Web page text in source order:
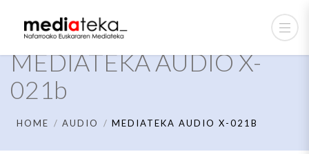
MEDIATEKA AUDIO X-
021b
HOME AUDIO MEDIATEKA AUDIO X-021B